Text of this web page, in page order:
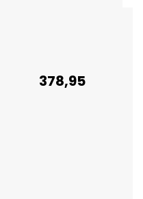
378,95